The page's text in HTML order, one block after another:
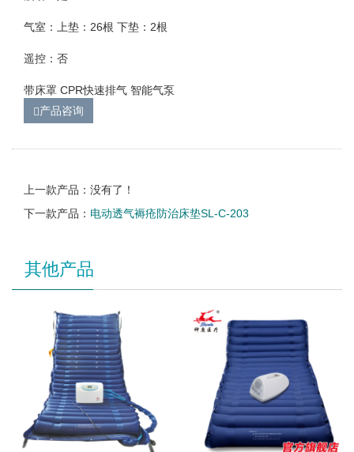
气室：上垫：26根 下垫：2根
遥控：否
带床罩 CPR快速排气 智能气泵
产品咨询
上一款产品：没有了！
下一款产品： 电动透气褥疮防治床垫SL-C-203
其他产品